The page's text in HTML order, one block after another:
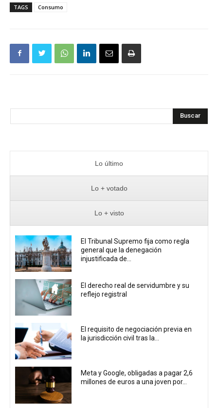
TAGS Consumo
Buscar
Lo último
Lo + votado
Lo + visto
El Tribunal Supremo fija como regla
general que la denegación
injustificada de...
El derecho real de servidumbre y su
reflejo registral
El requisito de negociación previa en
la jurisdicción civil tras la...
Meta y Google, obligadas a pagar 2,6
millones de euros a una joven por...